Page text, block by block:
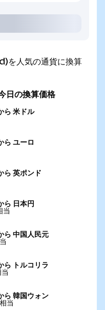
人気の通貨に換算
日の換算価格
ら 米ドル
ユーロ
英ポンド
日本円
当
中国人民元
トルコリラ
韓国ウォン
当